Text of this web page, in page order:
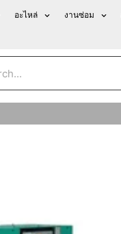
อะไหล่ งานซ่อม